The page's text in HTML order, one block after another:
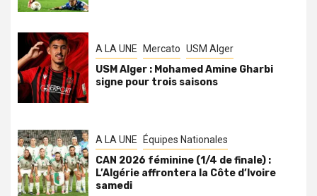
A LA UNE Mercato USM Alger
USM Alger : Mohamed Amine Gharbi
signe pour trois saisons
A LA UNE Équipes Nationales
CAN 2026 féminine (1/4 de finale) :
L’Algérie affrontera la Côte d’Ivoire
samedi